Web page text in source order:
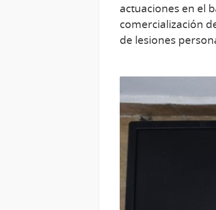
actuaciones en el
comercialización
de lesiones